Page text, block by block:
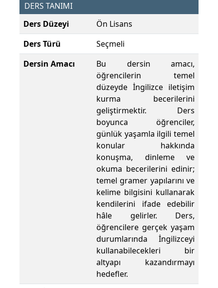
DERS TANIMI
Ders Düzeyi
Ön Lisans
Ders Türü
Seçmeli
Dersin Amacı
Bu dersin amacı,
öğrencilerin temel
düzeyde İngilizce iletişim
kurma becerilerini
geliştirmektir. Ders
boyunca öğrenciler,
günlük yaşamla ilgili temel
konular hakkında
konuşma, dinleme ve
okuma becerilerini edinir;
temel gramer yapılarını ve
kelime bilgisini kullanarak
kendilerini ifade edebilir
hâle gelirler. Ders,
öğrencilere gerçek yaşam
durumlarında İngilizceyi
kullanabilecekleri bir
altyapı kazandırmayı
hedefler.